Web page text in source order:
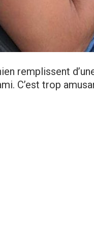
remplissent
C’est trop